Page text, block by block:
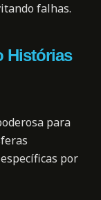
falhas.
Histórias
para
por